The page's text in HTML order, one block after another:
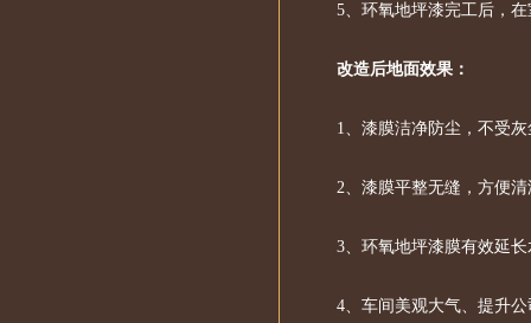
5、环氧地坪漆完工后，
改造后地面效果：
1、漆膜洁净防尘，不受
2、漆膜平整无缝，方便
3、环氧地坪漆膜有效延
4、车间美观大气、提升